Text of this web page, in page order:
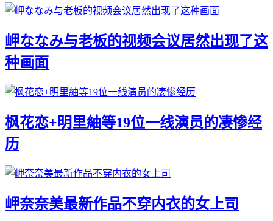
岬ななみ与老板的视频会议居然出现了这
种画面
枫花恋+明里紬等19位一线演员的凄惨经
历
岬奈奈美最新作品不穿内衣的女上司